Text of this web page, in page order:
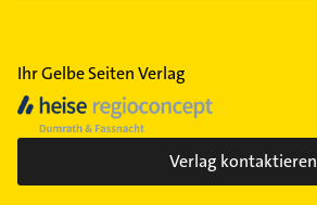
Ihr Gelbe Seiten Verlag
Verlag kontaktieren